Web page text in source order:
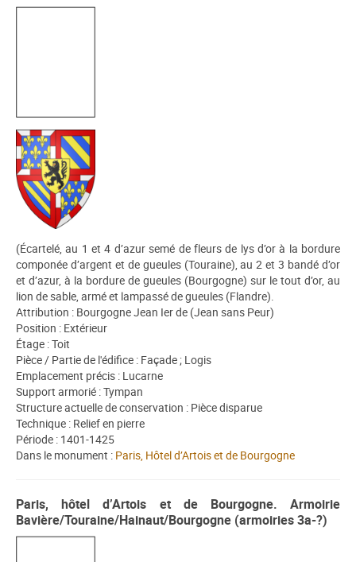
(Écartelé, au 1 et 4 d’azur semé de fleurs de lys d’or à la bordure
componée d’argent et de gueules (Touraine), au 2 et 3 bandé d’or
et d’azur, à la bordure de gueules (Bourgogne) sur le tout d’or, au
lion de sable, armé et lampassé de gueules (Flandre).
Attribution : Bourgogne Jean Ier de (Jean sans Peur)
Position : Extérieur
Étage : Toit
Pièce / Partie de l'édifice : Façade ; Logis
Emplacement précis : Lucarne
Support armorié : Tympan
Structure actuelle de conservation : Pièce disparue
Technique : Relief en pierre
Période : 1401-1425
Dans le monument : Paris, Hôtel d’Artois et de Bourgogne
Paris, hôtel d’Artois et de Bourgogne. Armoirie
Bavière/Touraine/Hainaut/Bourgogne (armoiries 3a-?)